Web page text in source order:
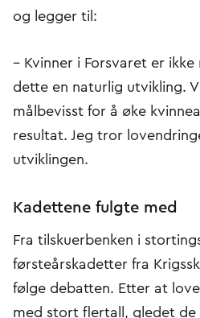
og legger til:
– Kvinner i Forsvaret er
dette en naturlig utvikling.
målbevisst for å øke
resultat. Jeg tror
utviklingen.​
Kadettene fulgte med
Fra tilskuerbenken i
førsteårskadetter fra
følge debatten. Etter at
med stort flertall, gledet de